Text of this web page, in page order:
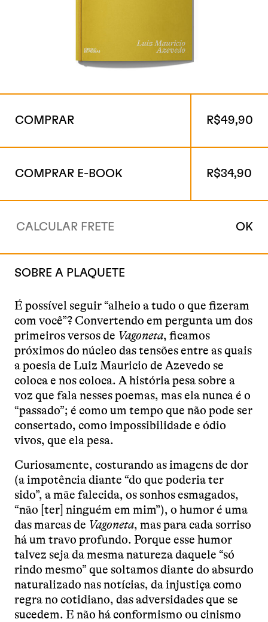
COMPRAR R$49,90
COMPRAR E-BOOK R$34,90
OK
SOBRE A PLAQUETE
É possível seguir “alheio a tudo o que fizeram
com você”? Convertendo em pergunta um dos
primeiros versos de Vagoneta, ficamos
próximos do núcleo das tensões entre as quais
a poesia de Luiz Mauricio de Azevedo se
coloca e nos coloca. A história pesa sobre a
voz que fala nesses poemas, mas ela nunca é o
“passado”; é como um tempo que não pode ser
consertado, como impossibilidade e ódio
vivos, que ela pesa.
Curiosamente, costurando as imagens de dor
(a impotência diante “do que poderia ter
sido”, a mãe falecida, os sonhos esmagados,
“não [ter] ninguém em mim”), o humor é uma
das marcas de Vagoneta, mas para cada sorriso
há um travo profundo. Porque esse humor
talvez seja da mesma natureza daquele “só
rindo mesmo” que soltamos diante do absurdo
naturalizado nas notícias, da injustiça como
regra no cotidiano, das adversidades que se
sucedem. E não há conformismo ou cinismo